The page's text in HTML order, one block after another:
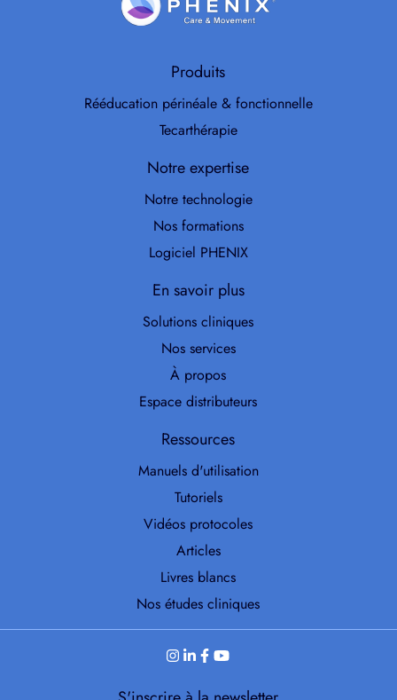
Produits
Rééducation périnéale & fonctionnelle
Tecarthérapie
Notre expertise
Notre technologie
Nos formations
Logiciel PHENIX
En savoir plus
Solutions cliniques
Nos services
À propos
Espace distributeurs
Ressources
Manuels d'utilisation
Tutoriels
Vidéos protocoles
Articles
Livres blancs
Nos études cliniques